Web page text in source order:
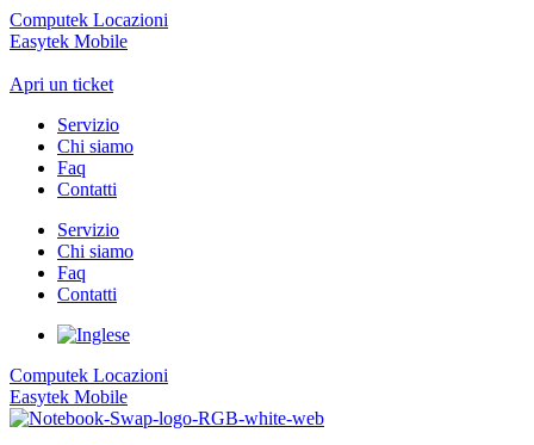
Computek Locazioni
Easytek Mobile
Apri un ticket
Servizio
Chi siamo
Faq
Contatti
Servizio
Chi siamo
Faq
Contatti
Computek Locazioni
Easytek Mobile